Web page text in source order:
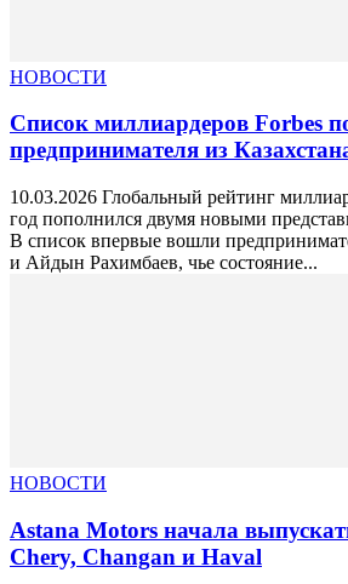
НОВОСТИ
Список миллиардеров Forbes
предпринимателя из
10.03.2026 Глобальный рейтинг
год пополнился двумя новыми
В список впервые вошли
и Айдын Рахимбаев, чье состояние...
НОВОСТИ
Astana Motors начала
Chery, Changan и Haval